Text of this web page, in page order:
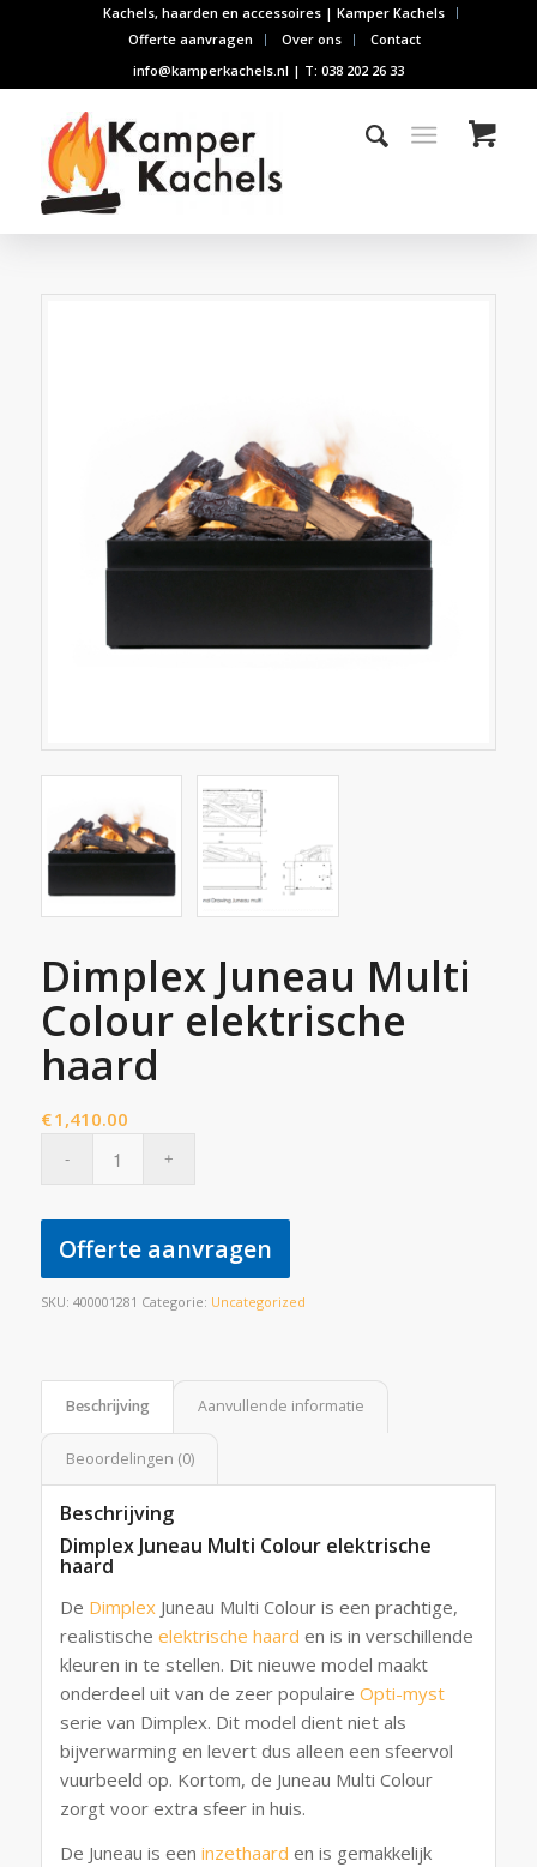
Kachels, haarden en accessoires | Kamper Kachels
Offerte aanvragen
Over ons
Contact
info@kamperkachels.nl | T: 038 202 26 33
Dimplex Juneau Multi
Colour elektrische
haard
€1,410.00
Offerte aanvragen
SKU: 400001281 Categorie: Uncategorized
Beschrijving Aanvullende informatie
Beoordelingen (0)
Beschrijving
Dimplex Juneau Multi Colour elektrische
haard
De DimplexJuneau Multi Colour is een prachtige,
realistische elektrische haard en is in verschillende
kleuren in te stellen. Dit nieuwe model maakt
onderdeel uit van de zeer populaire Opti-myst
serie van Dimplex. Dit model dient niet als
bijverwarming en levert dus alleen een sfeervol
vuurbeeld op. Kortom, de Juneau Multi Colour
zorgt voor extra sfeer in huis.
De Juneau is een inzethaard en is gemakkelijk